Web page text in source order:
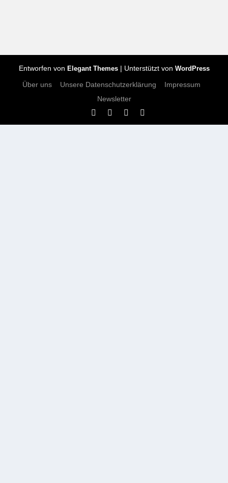
Entworfen von Elegant Themes| Unterstützt von WordPress
Über uns Unsere Datenschutzerklärung
Impressum
Newsletter